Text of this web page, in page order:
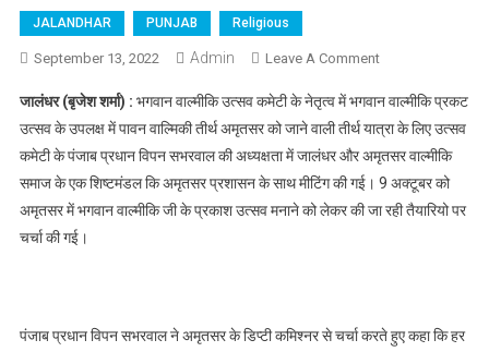
JALANDHAR PUNJAB Religious
September 13, 2022 Admin Leave A CommentOn भगवान
कमेटी की
अमृतसर प्रशासन
के साथ बैठक
जालंधर (बृजेश शर्मा) : भगवान वाल्मीकि उत्सव कमेटी के नेतृत्व में भगवान वाल्मीकि प्रकट
उत्सव के उपलक्ष में पावन वाल्मिकी तीर्थ अमृतसर को जाने वाली तीर्थ यात्रा के लिए उत्सव
कमेटी के पंजाब प्रधान विपन सभरवाल की अध्यक्षता में जालंधर और अमृतसर वाल्मीकि
समाज के एक शिष्टमंडल कि अमृतसर प्रशासन के साथ मीटिंग की गई। 9 अक्टूबर को
अमृतसर में भगवान वाल्मीकि जी के प्रकाश उत्सव मनाने को लेकर की जा रही तैयारियो पर
चर्चा की गई।
पंजाब प्रधान विपन सभरवाल ने अमृतसर के डिप्टी कमिश्नर से चर्चा करते हुए कहा कि हर